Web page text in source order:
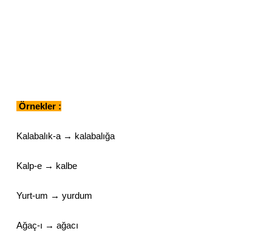
Örnekler :
Kalabalık-a → kalabalığa
Kalp-e → kalbe
Yurt-um → yurdum
Ağaç-ı → ağacı